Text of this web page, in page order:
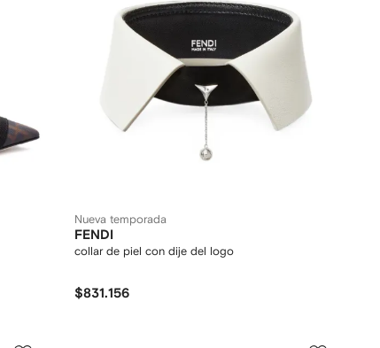
Nueva temporada
FENDI
collar de piel con dije del logo
$831.156